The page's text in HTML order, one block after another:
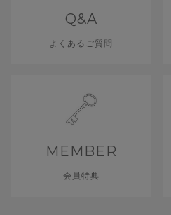
Q&A
よくあるご質問
MEMBER
会員特典